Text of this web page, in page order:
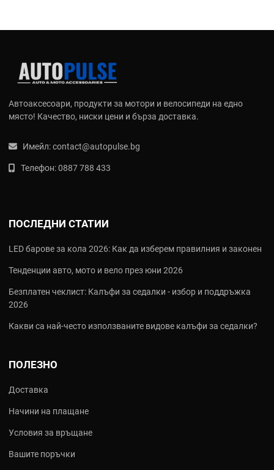
Автоаксесоари, продукти за мотори и велосипеди на едно
място! Качество, ниски цени и бърза доставка.
Имейл:contact@autopulse.bg
Телефон:0887 788 433
ПОСЛЕДНИ СТАТИИ
LED барове за кола 2026: Как да изберем правилния и законен
Тенденции авто, мото и вело през юни 2026
Безплатен чеклист: Калъфи за седалки - избор и поддръжка
2026
Какви са най‑често използваните видове калъфи за седалки?
ПОЛЕЗНО
Доставка
Начини на плащане
Условия за връщане
Вашите поръчки